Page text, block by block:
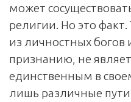
может
религии. Но это
из личностных
признанию, не
единственным в
лишь различные